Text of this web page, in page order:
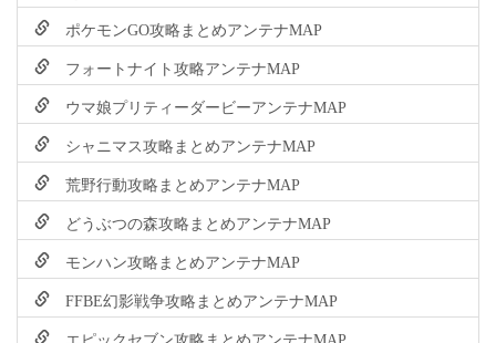
ポケモンGO攻略まとめアンテナMAP
フォートナイト攻略アンテナMAP
ウマ娘プリティーダービーアンテナMAP
シャニマス攻略まとめアンテナMAP
荒野行動攻略まとめアンテナMAP
どうぶつの森攻略まとめアンテナMAP
モンハン攻略まとめアンテナMAP
FFBE幻影戦争攻略まとめアンテナMAP
エピックセブン攻略まとめアンテナMAP